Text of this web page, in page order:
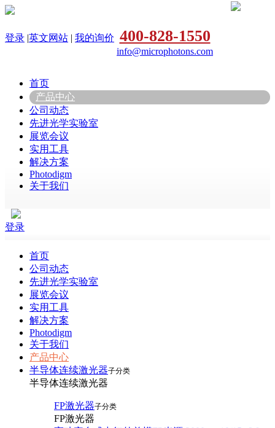
登录 |英文网站 | 我的询价 400-828-1550
info@microphotons.com
首页
产品中心
公司动态
先进光学实验室
展览会议
实用工具
解决方案
Photodigm
关于我们
登录
首页
公司动态
先进光学实验室
展览会议
实用工具
解决方案
Photodigm
关于我们
产品中心
半导体连续激光器子分类
半导体连续激光器
FP激光器子分类
FP激光器